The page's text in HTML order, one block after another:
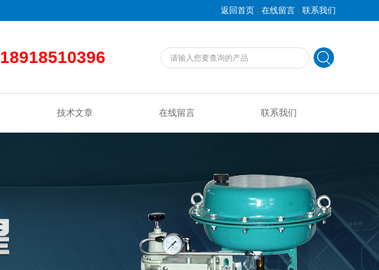
返回首页 | 在线留言 | 联系我们
18918510396
技术文章 在线留言 联系我们